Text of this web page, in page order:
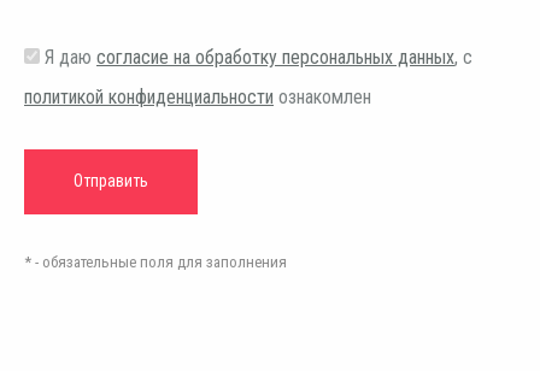
Я даю согласие на обработку персональных данных, с
политикой конфиденциальности ознакомлен
* - обязательные поля для заполнения